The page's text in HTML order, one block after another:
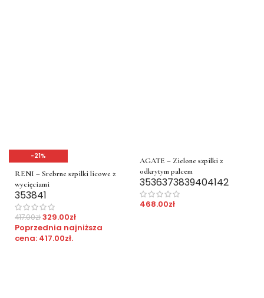
-21%
RENI – Srebrne szpilki licowe z
wycięciami
353841
417.00zł329.00zł
Poprzednia najniższa
cena: 417.00zł.
AGATE – Zielone szpilki z
odkrytym palcem
3536373839404142
468.00zł